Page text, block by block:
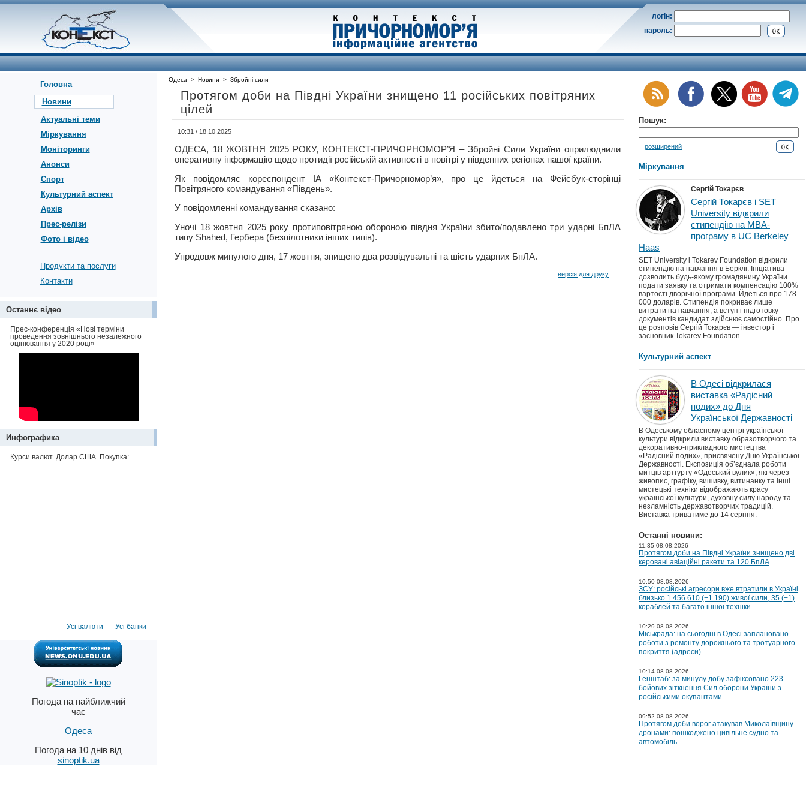
логін:
пароль:
Головна
Новини
Актуальні теми
Міркування
Моніторинги
Анонси
Спорт
Культурний аспект
Архів
Прес-релізи
Фото і відео
Продукти та послуги
Контакти
Останнє відео
Прес-конференція «Нові терміни
проведення зовнішнього незалежного
оцінювання у 2020 році»
Инфографика
Курси валют. Долар США. Покупка:
Усі банки
Усі валюти
Погода на найближчий
час
Одеса
Погода на 10 днів від
sinoptik.ua
Одеса > Новини > Збройні сили
Протягом доби на Півдні України знищено 11 російських повітряних
цілей
10:31 / 18.10.2025
ОДЕСА, 18 ЖОВТНЯ 2025 РОКУ, КОНТЕКСТ-ПРИЧОРНОМОР’Я – Збройні Сили України оприлюднили
оперативну інформацію щодо протидії російській активності в повітрі у південних регіонах нашої країни.
Як повідомляє кореспондент ІА «Контекст-Причорномор’я», про це йдеться на Фейсбук-сторінці
Повітряного командування «Південь».
У повідомленні командування сказано:
Уночі 18 жовтня 2025 року протиповітряною обороною півдня України збито/подавлено три ударні БпЛА
типу Shahed, Гербера (безпілотники інших типів).
Упродовж минулого дня, 17 жовтня, знищено два розвідувальні та шість ударних БпЛА.
версія для друку
Пошук:
розширений
Міркування
Сергій Токарєв
Сергій Токарєв і SET
University відкрили
стипендію на MBA-
програму в UC Berkeley
Haas
SET University і Tokarev Foundation відкрили
стипендію на навчання в Берклі. Ініціатива
дозволить будь-якому громадянину України
подати заявку та отримати компенсацію 100%
вартості дворічної програми. Йдеться про 178
000 доларів. Стипендія покриває лише
витрати на навчання, а вступ і підготовку
документів кандидат здійснює самостійно. Про
це розповів Сергій Токарєв — інвестор і
засновник Tokarev Foundation.
Культурний аспект
В Одесі відкрилася
виставка «Радісний
подих» до Дня
Української Державності
В Одеському обласному центрі української
культури відкрили виставку образотворчого та
декоративно-прикладного мистецтва
«Радісний подих», присвячену Дню Української
Державності. Експозиція об’єднала роботи
митців артгурту «Одеський вулик», які через
живопис, графіку, вишивку, витинанку та інші
мистецькі техніки відображають красу
української культури, духовну силу народу та
незламність державотворчих традицій.
Виставка триватиме до 14 серпня.
Останні новини:
11:35 08.08.2026
Протягом доби на Півдні України знищено дві
керовані авіаційні ракети та 120 БпЛА
10:50 08.08.2026
ЗСУ: російські агресори вже втратили в Україні
близько 1 456 610 (+1 190) живої сили, 35 (+1)
кораблей та багато іншої техніки
10:29 08.08.2026
Міськрада: на cьогодні в Одесі заплановано
роботи з ремонту дорожнього та тротуарного
покриття (адреси)
10:14 08.08.2026
Генштаб: за минулу добу зафіксовано 223
бойових зіткнення Сил оборони України з
російськими окупантами
09:52 08.08.2026
Протягом доби ворог атакував Миколаївщину
дронами: пошкоджено цивільне судно та
автомобіль